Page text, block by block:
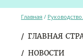
ГЛАВНАЯ
НОВОСТИ
Главная /